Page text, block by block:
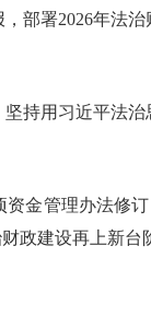
部署2026年法治
持用习近平法
金管理办法修
政建设再上新台